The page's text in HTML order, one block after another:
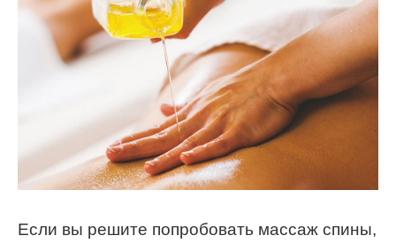
Если вы решите попробовать массаж спины,